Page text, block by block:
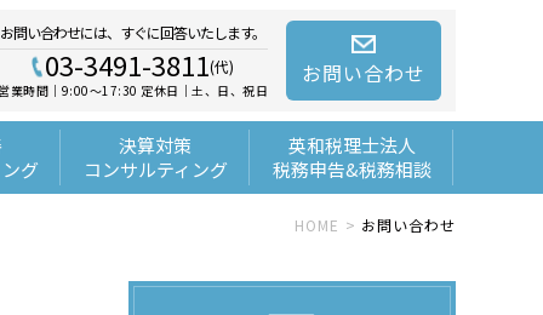
お問い合わせには、すぐに回答いたします。
03-3491-3811(代)
営業時間｜9:00～17:30 定休日｜土、日、祝日
お問い合わせ
グ
決算対策
コンサルティング
英和税理士法人
税務申告&税務相談
HOME お問い合わせ